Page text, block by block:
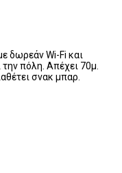
δωρεάν Wi-Fi και
πόλη. Απέχει 70μ.
σνακ μπαρ.